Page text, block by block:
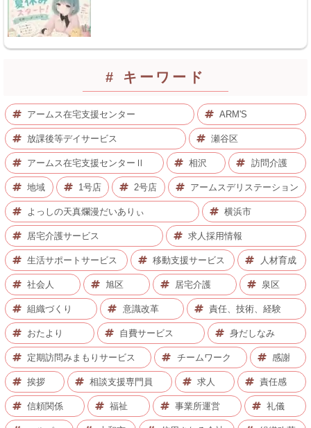
# キーワード
アームス在宅支援センター ARM'S
放課後等デイサービス 瀬谷区
アームス在宅支援センターⅡ 相沢 訪問介護
地域 1号店 2号店 アームスデリステーション
よっしの天真爛漫だいありぃ 横浜市
居宅介護サービス 求人採用情報
生活サポートサービス 移動支援サービス 人材育成
社会人 旭区 居宅介護 泉区
組織づくり 意識改革 責任、技術、経験
おたより 自費サービス 身だしなみ
定期訪問みまもりサービス チームワーク 感謝
挨拶 相談支援専門員 求人 責任感
信頼関係 福祉 事業所運営 礼儀